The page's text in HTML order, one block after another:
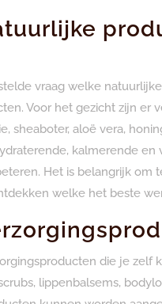
vraag welke
Voor het gezicht zijn er
sheaboter, aloë vera,
kalmerende
Het is belangrijk
welke het beste
die je
lippenbalsems,